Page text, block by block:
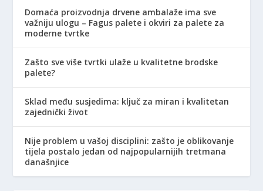
Domaća proizvodnja drvene ambalaže ima sve
važniju ulogu – Fagus palete i okviri za palete za
moderne tvrtke
Zašto sve više tvrtki ulaže u kvalitetne brodske
palete?
Sklad među susjedima: ključ za miran i kvalitetan
zajednički život
Nije problem u vašoj disciplini: zašto je oblikovanje
tijela postalo jedan od najpopularnijih tretmana
današnjice